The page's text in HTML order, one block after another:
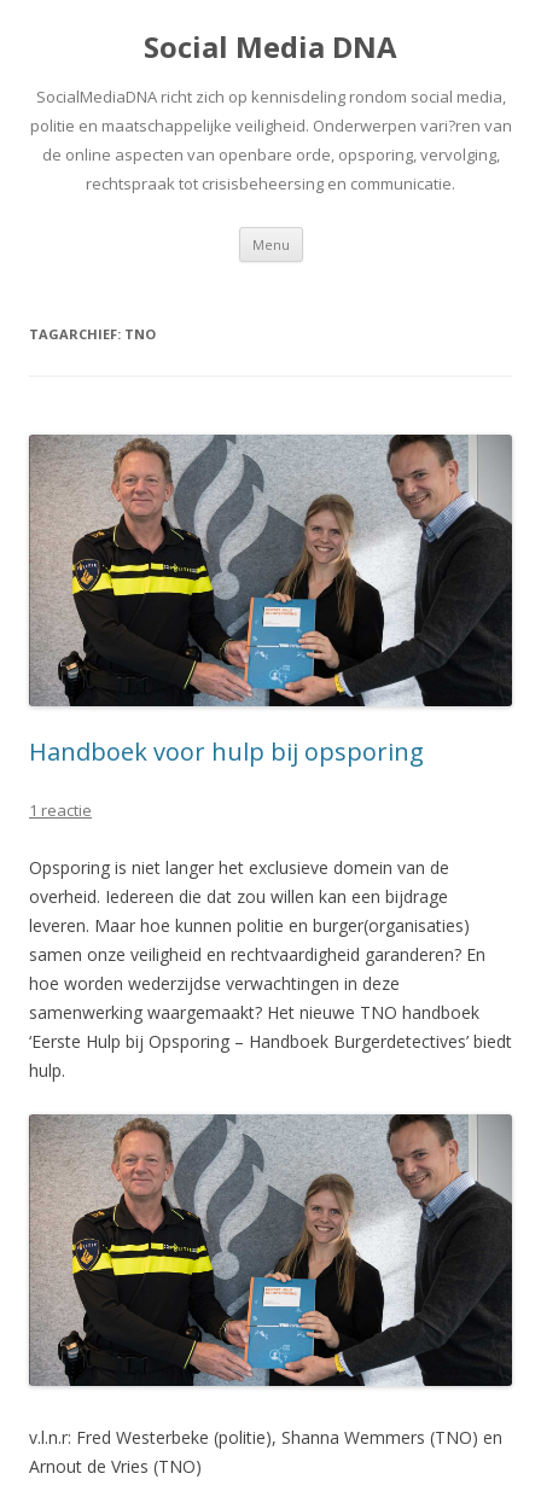
Social Media DNA
SocialMediaDNA richt zich op kennisdeling rondom social media,
politie en maatschappelijke veiligheid. Onderwerpen vari?ren van
de online aspecten van openbare orde, opsporing, vervolging,
rechtspraak tot crisisbeheersing en communicatie.
Menu Spring
inhoud
TAGARCHIEF: TNO
Handboek voor hulp bij opsporing
1 reactie
Opsporing is niet langer het exclusieve domein van de
overheid. Iedereen die dat zou willen kan een bijdrage
leveren. Maar hoe kunnen politie en burger(organisaties)
samen onze veiligheid en rechtvaardigheid garanderen? En
hoe worden wederzijdse verwachtingen in deze
samenwerking waargemaakt? Het nieuwe TNO handboek
‘Eerste Hulp bij Opsporing – Handboek Burgerdetectives’ biedt
hulp.
v.l.n.r: Fred Westerbeke (politie), Shanna Wemmers (TNO) en
Arnout de Vries (TNO)